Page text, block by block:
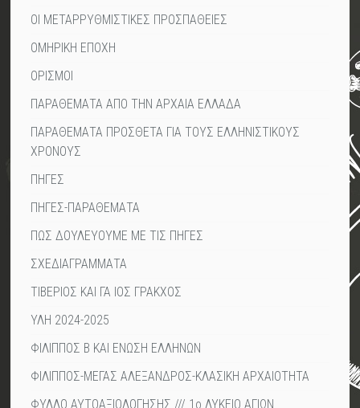
ΟΙ ΜΕΤΑΡΡΥΘΜΙΣΤΙΚΕΣ ΠΡΟΣΠΑΘΕΙΕΣ
ΟΜΗΡΙΚΗ ΕΠΟΧΗ
ΟΡΙΣΜΟΙ
ΠΑΡΑΘΕΜΑΤΑ ΑΠΟ ΤΗΝ ΑΡΧΑΙΑ ΕΛΛΑΔΑ
ΠΑΡΑΘΕΜΑΤΑ ΠΡΟΣΘΕΤΑ ΓΙΑ ΤΟΥΣ ΕΛΛΗΝΙΣΤΙΚΟΥΣ
ΧΡΟΝΟΥΣ
ΠΗΓΕΣ
ΠΗΓΕΣ-ΠΑΡΑΘΕΜΑΤΑ
ΠΩΣ ΔΟΥΛΕΥΟΥΜΕ ΜΕ ΤΙΣ ΠΗΓΕΣ
ΣΧΕΔΙΑΓΡΑΜΜΑΤΑ
ΤΙΒΕΡΙΟΣ ΚΑΙ ΓΑ ΙΟΣ ΓΡΑΚΧΟΣ
ΥΛΗ 2024-2025
ΦΙΛΙΠΠΟΣ Β ΚΑΙ ΕΝΩΣΗ ΕΛΛΗΝΩΝ
ΦΙΛΙΠΠΟΣ-ΜΕΓΑΣ ΑΛΕΞΑΝΔΡΟΣ-ΚΛΑΣΙΚΗ ΑΡΧΑΙΟΤΗΤΑ
ΦΥΛΛΟ ΑΥΤΟΑΞΙΟΛΟΓΗΣΗΣ /// 1ο ΛΥΚΕΙΟ ΑΓΙΩΝ